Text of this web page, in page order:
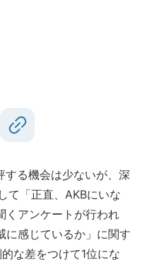
る機会は少ないが、深
て「正直、AKBにいな
くアンケートが行われ
に感じているか」に関す
な差をつけて1位にな